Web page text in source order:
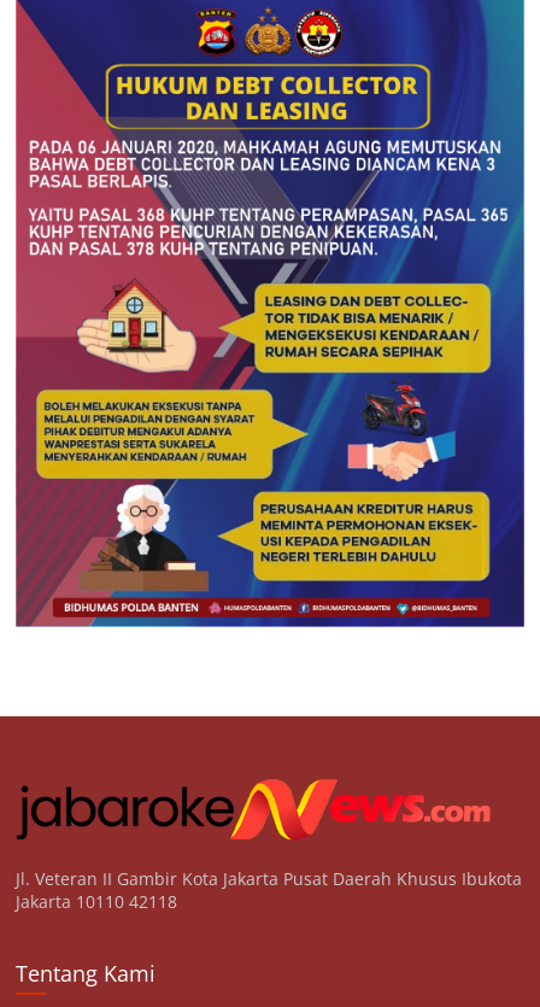
Jl. Veteran II Gambir Kota Jakarta Pusat Daerah Khusus Ibukota
Jakarta 10110 42118
Tentang Kami